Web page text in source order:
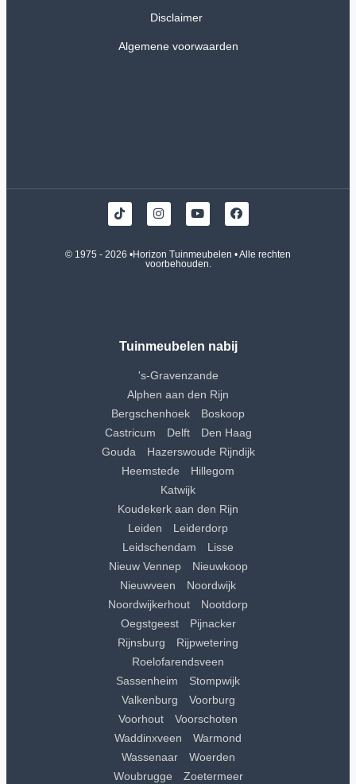
Disclaimer
Algemene voorwaarden
© 1975 - 2026 •Horizon Tuinmeubelen • Alle rechten
voorbehouden.
Tuinmeubelen nabij
's-Gravenzande
Alphen aan den Rijn
Bergschenhoek
Boskoop
Castricum
Delft
Den Haag
Gouda
Hazerswoude Rijndijk
Heemstede
Hillegom
Katwijk
Koudekerk aan den Rijn
Leiden
Leiderdorp
Leidschendam
Lisse
Nieuw Vennep
Nieuwkoop
Nieuwveen
Noordwijk
Noordwijkerhout
Nootdorp
Oegstgeest
Pijnacker
Rijnsburg
Rijpwetering
Roelofarendsveen
Sassenheim
Stompwijk
Valkenburg
Voorburg
Voorhout
Voorschoten
Waddinxveen
Warmond
Wassenaar
Woerden
Woubrugge
Zoetermeer